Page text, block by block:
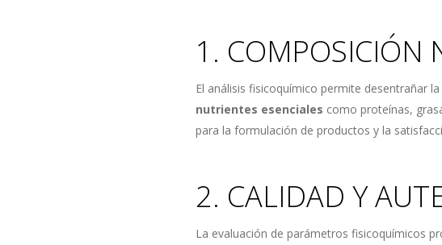
1. COMPOSICIÓN
El análisis fisicoquímico permite desentrañar
nutrientes esenciales como proteínas,
para la formulación de productos y la
2. CALIDAD Y
La evaluación de parámetros fisicoquímicos